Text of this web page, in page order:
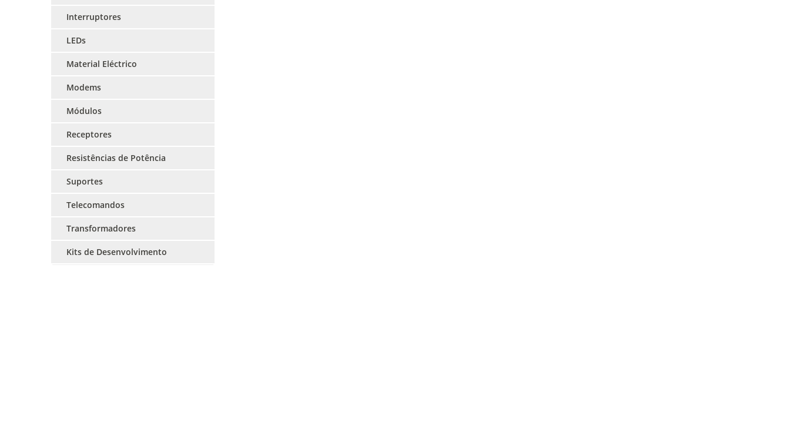
Interruptores
LEDs
Material Eléctrico
Modems
Módulos
Receptores
Resistências de Potência
Suportes
Telecomandos
Transformadores
Kits de Desenvolvimento